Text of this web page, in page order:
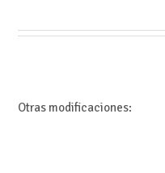
Otras modificaciones: